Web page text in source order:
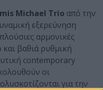
Michael Trio από την
εξερεύνηση
αρμονικές
βαθιά ρυθμική
contemporary
οι
για την